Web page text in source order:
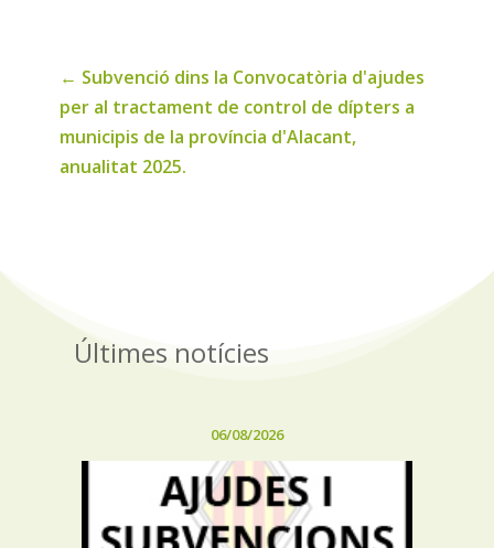
← Subvenció dins la Convocatòria d'ajudes
per al tractament de control de dípters a
municipis de la província d'Alacant,
anualitat 2025.
Últimes notícies
06/08/2026